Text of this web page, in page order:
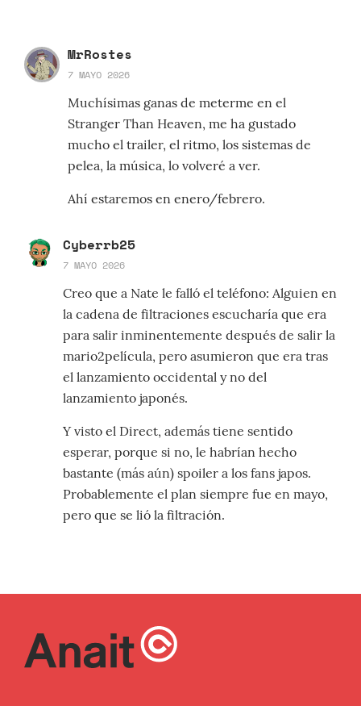
MrRostes
7 MAYO 2026
Muchísimas ganas de meterme en el
Stranger Than Heaven, me ha gustado
mucho el trailer, el ritmo, los sistemas de
pelea, la música, lo volveré a ver.
Ahí estaremos en enero/febrero.
Cyberrb25
7 MAYO 2026
Creo que a Nate le falló el teléfono: Alguien en
la cadena de filtraciones escucharía que era
para salir inminentemente después de salir la
mario2película, pero asumieron que era tras
el lanzamiento occidental y no del
lanzamiento japonés.
Y visto el Direct, además tiene sentido
esperar, porque si no, le habrían hecho
bastante (más aún) spoiler a los fans japos.
Probablemente el plan siempre fue en mayo,
pero que se lió la filtración.